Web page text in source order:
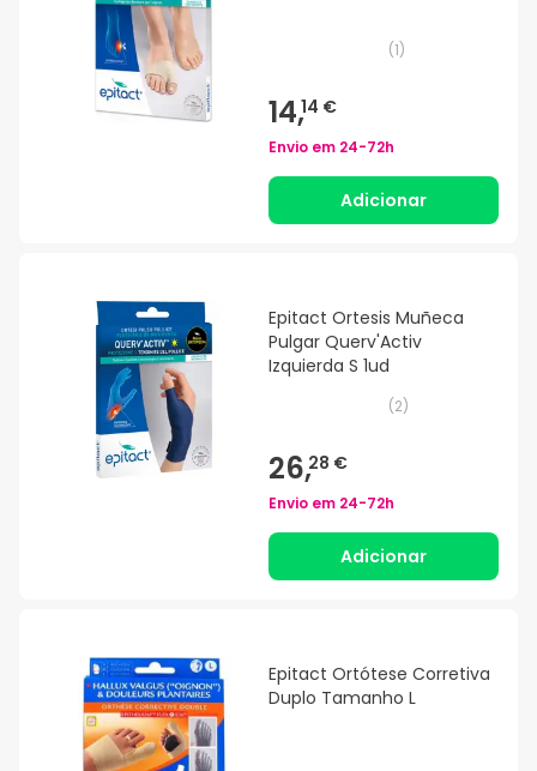
(1)
14,14 €
Envio em 24-72h
Adicionar
Epitact Ortesis Muñeca
Pulgar Querv'Activ
Izquierda S 1ud
(2)
26,28 €
Envio em 24-72h
Adicionar
Epitact Ortótese Corretiva
Duplo Tamanho L